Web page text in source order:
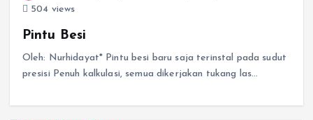
504 views
Pintu Besi
Oleh: Nurhidayat* Pintu besi baru saja terinstal pada sudut
presisi Penuh kalkulasi, semua dikerjakan tukang las…